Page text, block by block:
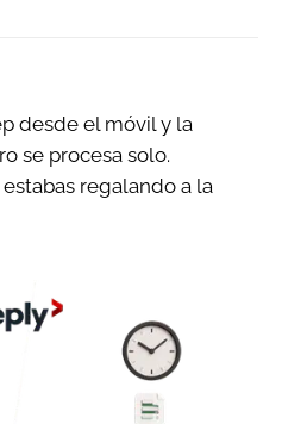
desde el móvil y la
se procesa solo.
regalando a la